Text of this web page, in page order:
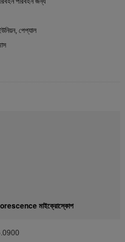
পেপ্যাল
মাইক্রোস্কোপ